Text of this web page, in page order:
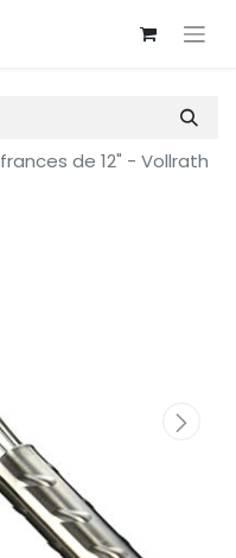
de 12" - Vollrath